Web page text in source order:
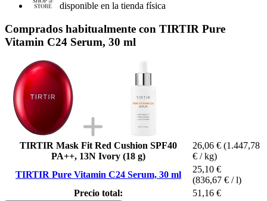
disponible en la tienda física
Comprados habitualmente con TIRTIR Pure
Vitamin C24 Serum, 30 ml
TIRTIR Mask Fit Red Cushion SPF40
PA++, 13N Ivory (18 g)
26,06 € (1.447,78
€ / kg)
TIRTIR Pure Vitamin C24 Serum, 30 ml
25,10 €
(836,67 € / l)
Precio total:
51,16 €